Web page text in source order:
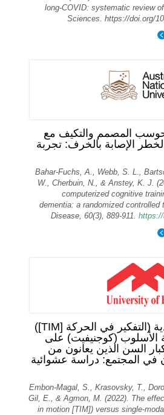
long‑COVID: systematic review
Sciences. https://doi.org/
المصمم والتكيف مع
الإصابة بالخرف: تجربة
Bahar-Fuchs, A., Webb, S. L.,
W., Cherbuin, N., & Anstey, K. J.
computerized cognitive
dementia: a randomized controlled
Disease, 60(3), 889-911. https://
تأثير التدخلات الاعتمادية (التفكير في الحركة [TIM])
الأسلوب (كوجنيفيت) على
السن الذين يعانون من
المجتمع: دراسة عشوائية
Embon-Magal, S., Krasovsky, T.,
Gil, E., & Agmon, M. (2022). The
in motion [TIM]) versus single-